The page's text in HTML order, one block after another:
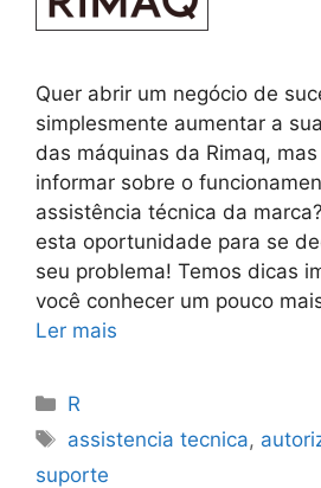
Quer abrir um negócio de
simplesmente aumentar a
das máquinas da Rimaq,
informar sobre o
assistência técnica da
esta oportunidade para se
seu problema! Temos dicas
você conhecer um pouco
Ler mais
Categorias
R
Tags
assistencia tecnica,
suporte